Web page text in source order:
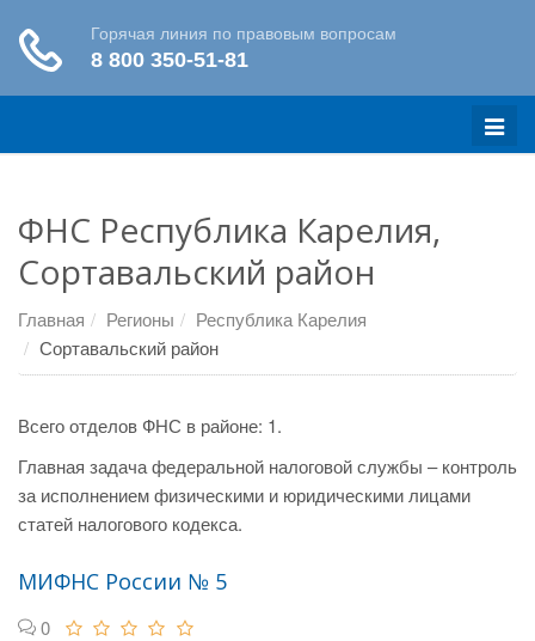
Меню
ФНС Республика Карелия,
Сортавальский район
Главная Регионы
Республика Карелия
Сортавальский район
Всего отделов ФНС в районе: 1.
Главная задача федеральной налоговой службы – контроль
за исполнением физическими и юридическими лицами
статей налогового кодекса.
МИФНС России № 5
0